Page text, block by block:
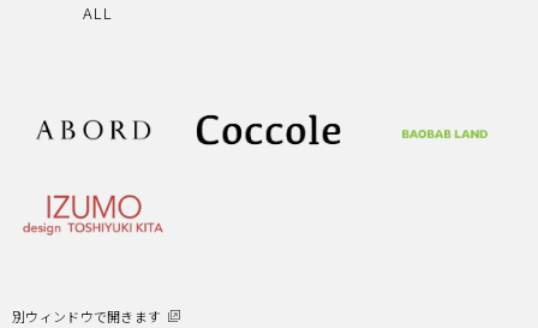
ALL
別ウィンドウで開きます